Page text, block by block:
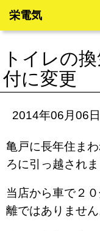
栄電気
トイレの
付に変更
2014年06月06日
亀戸に長年住ま
ろに引っ越されま
当店から車で２
離ではありません